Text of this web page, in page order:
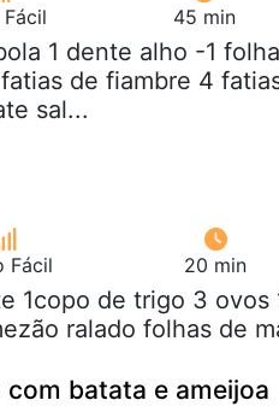
45 min
1 dente alho -1
de fiambre 4
sal...
Fácil 20 min
1copo de trigo 3 ovos
ralado folhas de
batata e ameijoa